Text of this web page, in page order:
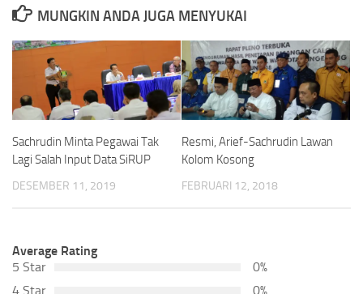
MUNGKIN ANDA JUGA MENYUKAI
Sachrudin Minta Pegawai Tak
Lagi Salah Input Data SiRUP
DESEMBER 11, 2019
Resmi, Arief-Sachrudin Lawan
Kolom Kosong
FEBRUARI 12, 2018
Average Rating
5 Star
0%
4 Star
0%